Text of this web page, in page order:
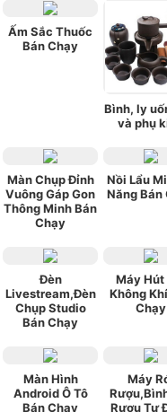
Ấm Sắc Thuốc
Bán Chạy
Bình, ly
và phụ
Màn Chụp Đỉnh
Vuông Gáp Gon
Thông Minh Bán
Chạy
Nồi Lẩu
Năng Bán
Đèn
Livestream,Đèn
Chụp Studio
Bán Chạy
Máy Hút
Không
Chạy
Màn Hình
Android Ô Tô
Bán Chạy
Máy
Rượu Tự